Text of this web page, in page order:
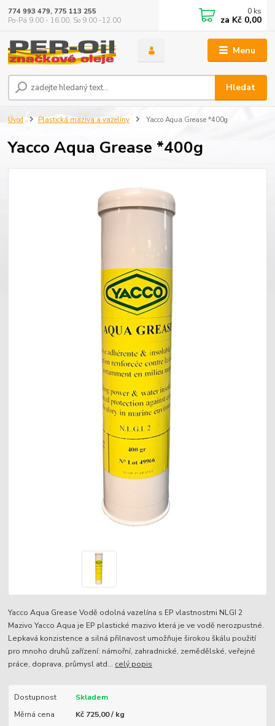
Menu
Hledat
774 993 479, 775 113 255
Po-Pá 9.00 - 16.00, So 9.00 -12.00
0 ks
za Kč 0,00
Úvod Plastická maziva a vazelíny Yacco Aqua Grease *400g
Yacco Aqua Grease *400g
Yacco Aqua Grease Vodě odolná vazelína s EP vlastnostmi NLGI 2
Mazivo Yacco Aqua je EP plastické mazivo která je ve vodě nerozpustné.
Lepkavá konzistence a silná přilnavost umožňuje širokou škálu použití
pro mnoho druhů zařízení: námořní, zahradnické, zemědělské, veřejné
práce, doprava, průmysl atd... celý popis
Dostupnost
Skladem
Měrná cena
Kč 725,00 / kg